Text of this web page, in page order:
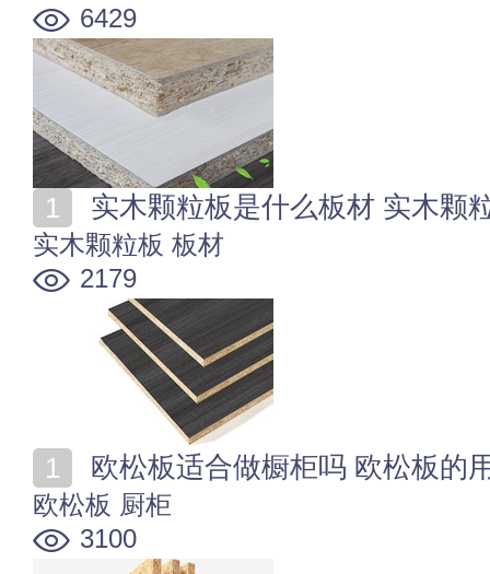
6429
实木颗粒板是什么板材 实木颗
实木颗粒板 板材
2179
欧松板适合做橱柜吗 欧松板的
欧松板 厨柜
3100